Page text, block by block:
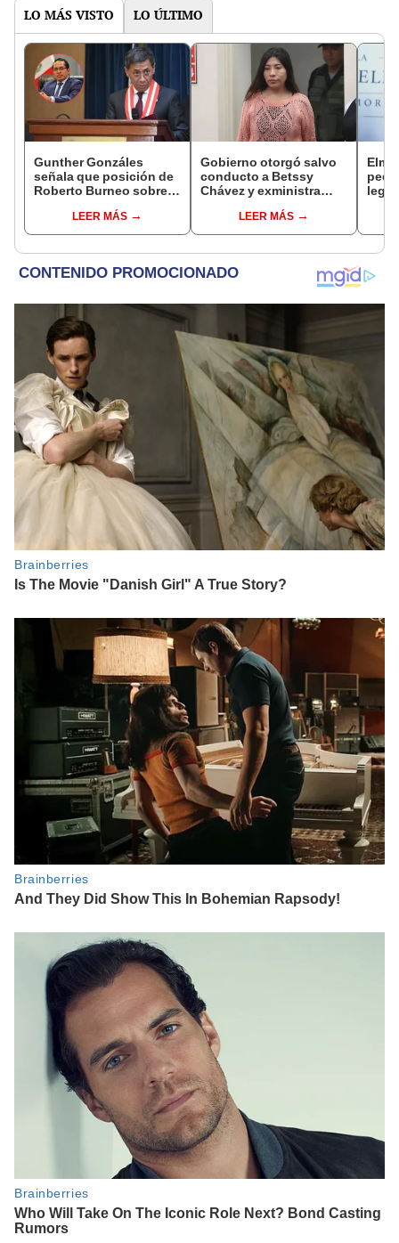
LO MÁS VISTO LO ÚLTIMO
Gunther Gonzáles
señala que posición de
Roberto Burneo sobre
Aliaga no representan al
JNE
LEER MÁS
Gobierno otorgó salvo
conducto a Betssy
Chávez y exministra
madrugadaLEER MÁS